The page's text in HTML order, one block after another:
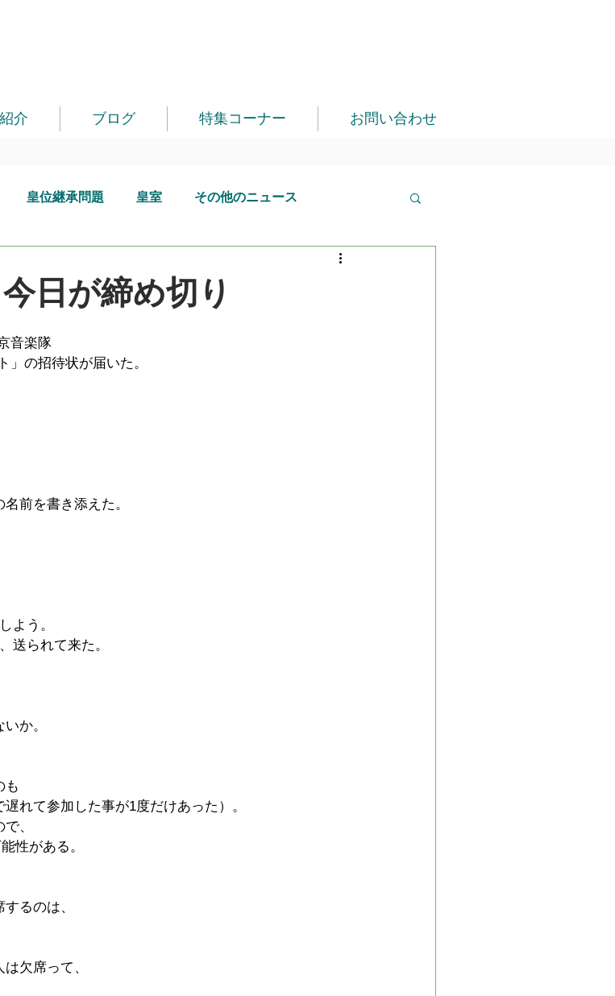
介 ブログ 特集コーナー お問い合わせ
皇位継承問題 皇室 その他のニュース
日が締め切り
音楽隊
」の招待状が届いた。
前を書き添えた。
よう。
送られて来た。
か。
も
れて参加した事が1度だけあった）。
、
性がある。
るのは、
欠席って、